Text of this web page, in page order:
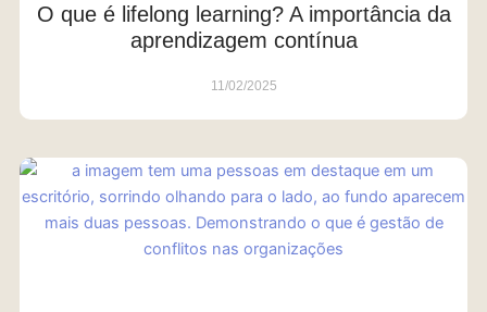
O que é lifelong learning? A importância da
aprendizagem contínua
11/02/2025